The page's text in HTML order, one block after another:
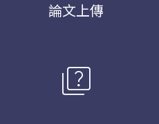
論文上傳
quiz